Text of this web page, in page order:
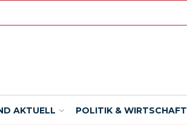
AKTUELL POLITIK & WIRTSCHAFT